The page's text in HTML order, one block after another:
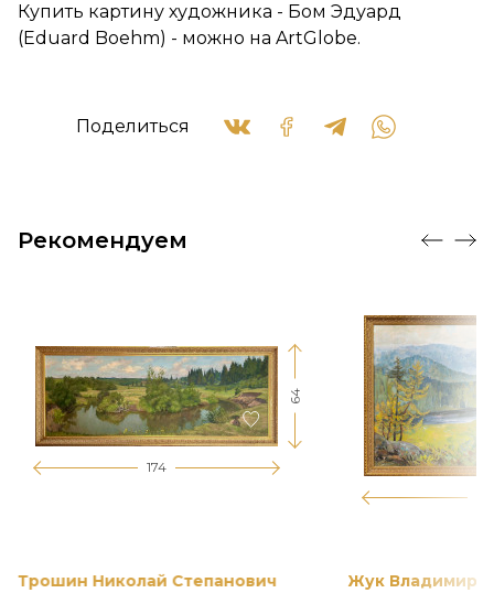
Купить картину художника - Бом Эдуард
(Eduard Boehm) - можно на ArtGlobe.
Поделиться
Рекомендуем
174
64
Трошин Николай Степанович Жук Владимир